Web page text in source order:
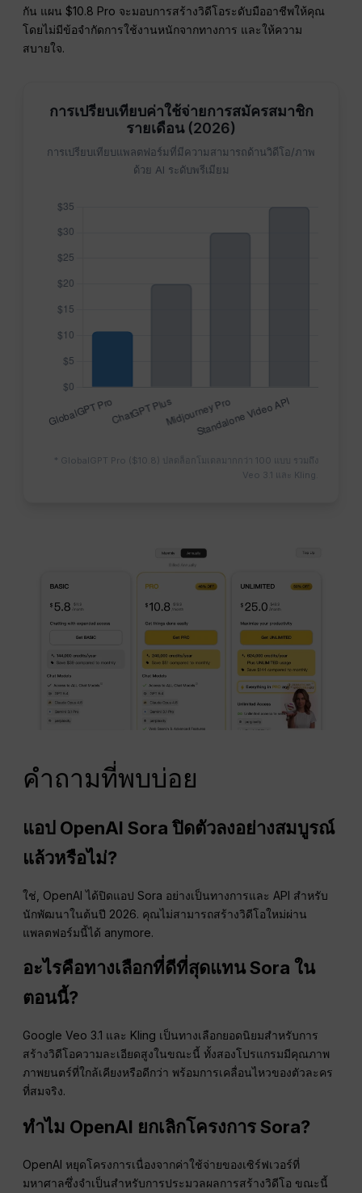
กัน แผน $10.8 Pro จะมอบการสร้างวิดีโอระดับมืออาชีพให้คุณ
โดยไม่มีข้อจำกัดการใช้งานหนักจากทางการ และให้ความ
สบายใจ.
การเปรียบเทียบค่าใช้จ่ายการสมัครสมาชิก
รายเดือน (2026)
การเปรียบเทียบแพลตฟอร์มที่มีความสามารถด้านวิดีโอ/ภาพ
ด้วย AI ระดับพรีเมียม
* GlobalGPT Pro ($10.8) ปลดล็อกโมเดลมากกว่า 100 แบบ รวมถึง
Veo 3.1 และ Kling.
คำถามที่พบบ่อย
แอป OpenAI Sora ปิดตัวลงอย่างสมบูรณ์
แล้วหรือไม่?
ใช่, OpenAI ได้ปิดแอป Sora อย่างเป็นทางการและ API สำหรับ
นักพัฒนาในต้นปี 2026. คุณไม่สามารถสร้างวิดีโอใหม่ผ่าน
แพลตฟอร์มนี้ได้ anymore.
อะไรคือทางเลือกที่ดีที่สุดแทน Sora ใน
ตอนนี้?
Google Veo 3.1 และ Kling เป็นทางเลือกยอดนิยมสำหรับการ
สร้างวิดีโอความละเอียดสูงในขณะนี้ ทั้งสองโปรแกรมมีคุณภาพ
ภาพยนตร์ที่ใกล้เคียงหรือดีกว่า พร้อมการเคลื่อนไหวของตัวละคร
ที่สมจริง.
ทำไม OpenAI ยกเลิกโครงการ Sora?
OpenAI หยุดโครงการเนื่องจากค่าใช้จ่ายของเซิร์ฟเวอร์ที่
มหาศาลซึ่งจำเป็นสำหรับการประมวลผลการสร้างวิดีโอ ขณะนี้